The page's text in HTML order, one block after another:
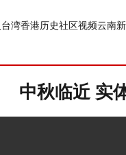
台湾香港历史社区视频云南
中秋临近 实